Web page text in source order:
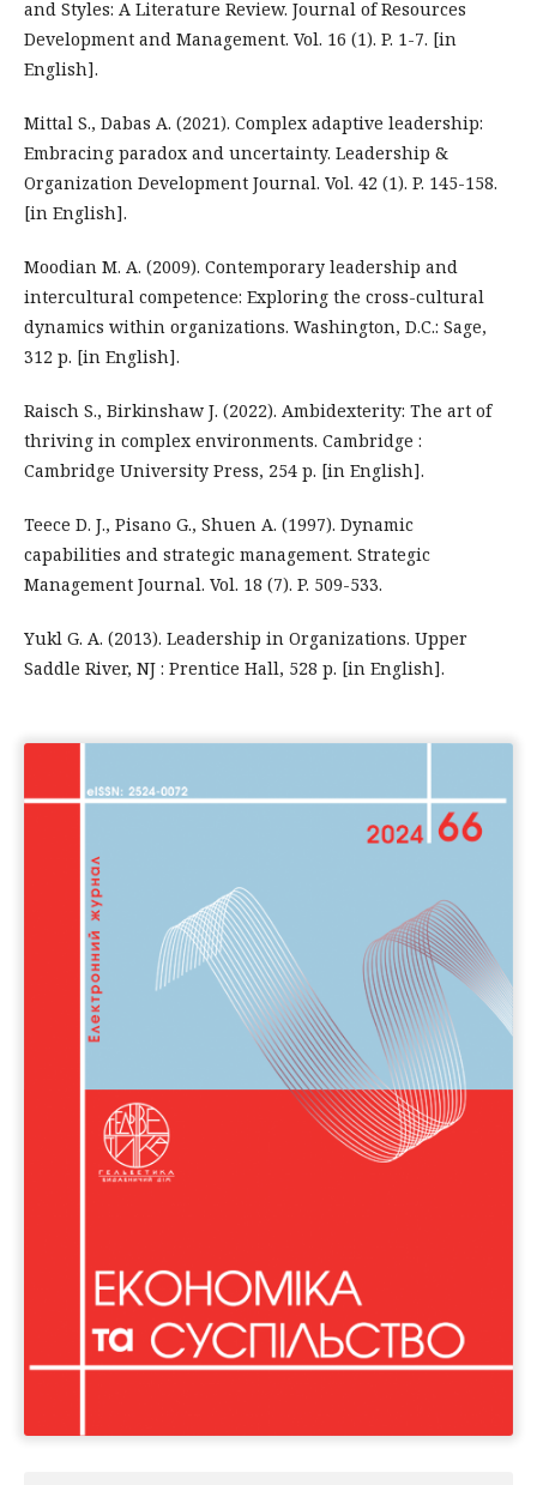
and Styles: A Literature Review. Journal of Resources
Development and Management. Vol. 16 (1). P. 1-7. [in
English].
Mittal S., Dabas A. (2021). Complex adaptive leadership:
Embracing paradox and uncertainty. Leadership &
Organization Development Journal. Vol. 42 (1). P. 145-158.
[in English].
Moodian M. A. (2009). Contemporary leadership and
intercultural competence: Exploring the cross-cultural
dynamics within organizations. Washington, D.C.: Sage,
312 p. [in English].
Raisch S., Birkinshaw J. (2022). Ambidexterity: The art of
thriving in complex environments. Cambridge :
Cambridge University Press, 254 p. [in English].
Teece D. J., Pisano G., Shuen A. (1997). Dynamic
capabilities and strategic management. Strategic
Management Journal. Vol. 18 (7). P. 509-533.
Yukl G. A. (2013). Leadership in Organizations. Upper
Saddle River, NJ : Prentice Hall, 528 p. [in English].